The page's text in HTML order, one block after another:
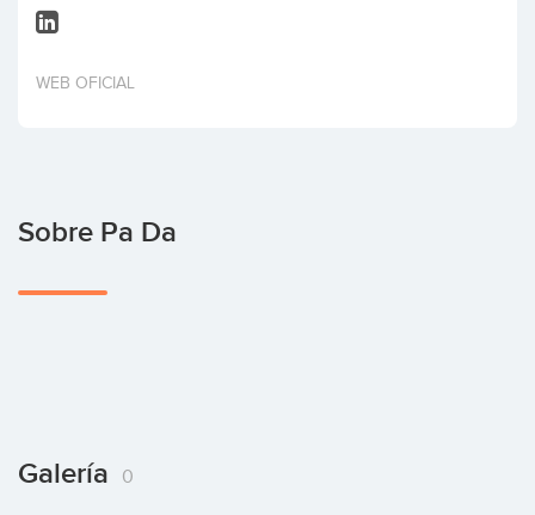
Invertir
WEB OFICIAL
Sobre Pa Da
Galería 0